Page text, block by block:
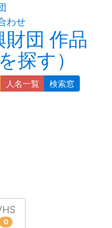
わせ
財団 作品
探す）
人名一覧 検索窓
0